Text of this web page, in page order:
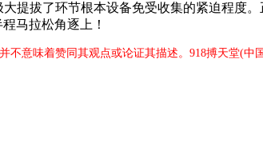
提拔了环节根本设备免受收集的紧迫程度
马拉松角逐上！
意味着赞同其观点或论证其描述。918搏天堂(中